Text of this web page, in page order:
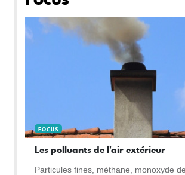
FOCUS
Les polluants de l'air extérieur
Particules fines, méthane, monoxyde